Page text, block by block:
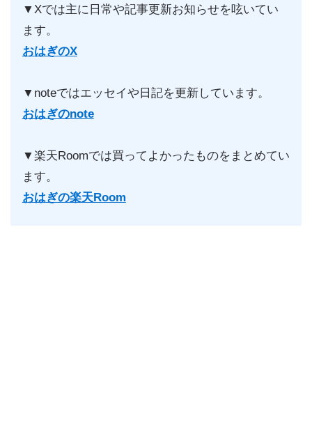
▼Xでは主に日常や記事更新お知らせを呟いてい
ます。
おはぎのX
▼noteではエッセイや日記を更新しています。
おはぎのnote
▼楽天Roomでは買ってよかったものをまとめてい
ます。
おはぎの楽天Room